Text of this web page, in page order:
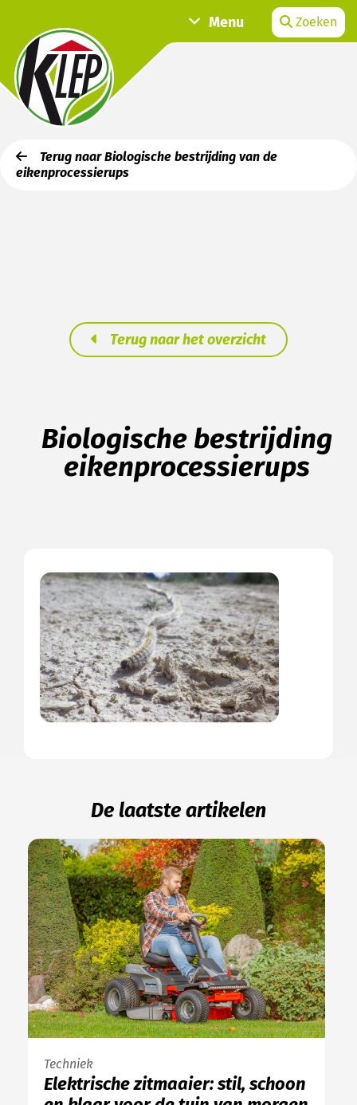
Menu Zoeken
Terug naar Biologische bestrijding van de
eikenprocessierups
Terug naar het overzicht
Biologische bestrijding
eikenprocessierups
De laatste artikelen
Techniek
Elektrische zitmaaier: stil, schoon